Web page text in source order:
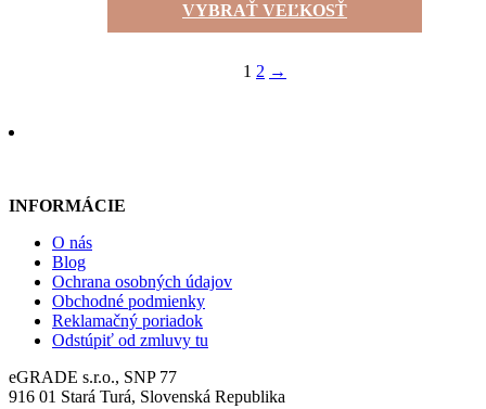
VYBRAŤ VEĽKOSŤ
1 2 →
INFORMÁCIE
O nás
Blog
Ochrana osobných údajov
Obchodné podmienky
Reklamačný poriadok
Odstúpiť od zmluvy tu
eGRADE s.r.o., SNP 77
916 01 Stará Turá, Slovenská Republika